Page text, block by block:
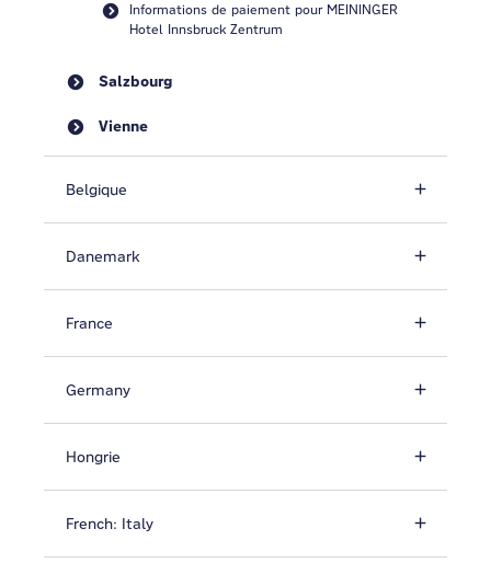
Informations de paiement pour MEININGER
Hotel Innsbruck Zentrum
Salzbourg
Vienne
Belgique
Danemark
France
Germany
Hongrie
French: Italy